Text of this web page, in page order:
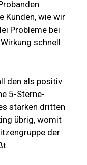
Kunden, wie wir
Probleme bei
schnell
den als positiv
5-Sterne-
starken dritten
übrig, womit
der